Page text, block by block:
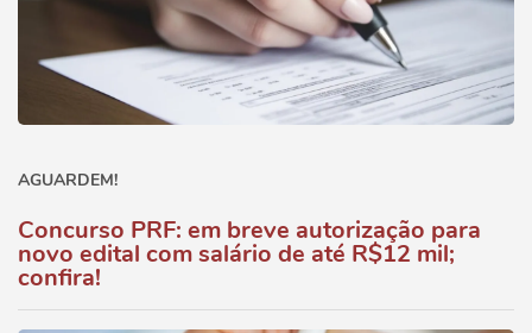
AGUARDEM!
Concurso PRF: em breve autorização para
novo edital com salário de até R$12 mil;
confira!